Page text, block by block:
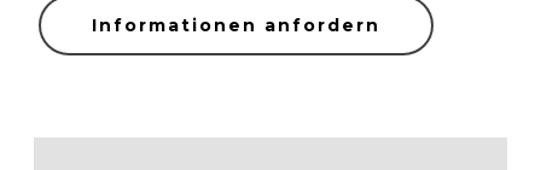
Informationen anfordern